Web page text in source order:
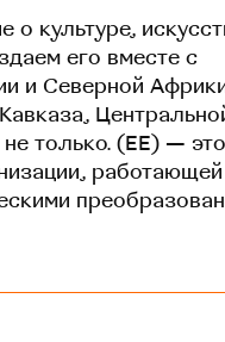
культуре,
его вместе с
и Северной
только. (EE) — это